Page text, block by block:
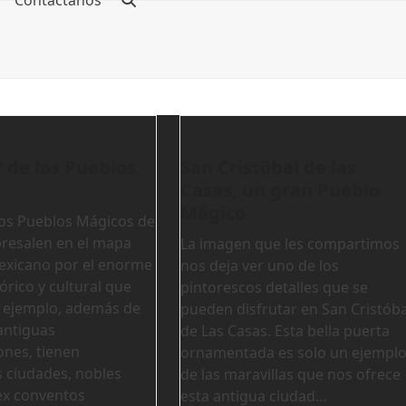
Pueblos Mágicos de
en el mapa
por el enorme
y cultural que
además de
tienen
ciudades, nobles
conventos
La imagen que les compartimos
nos deja ver uno de los
pintorescos detalles que se
pueden disfrutar en San Cristóbal
de Las Casas. Esta bella puerta
ornamentada es solo un ejemplo
de las maravillas que nos ofrece
esta antigua ciudad…